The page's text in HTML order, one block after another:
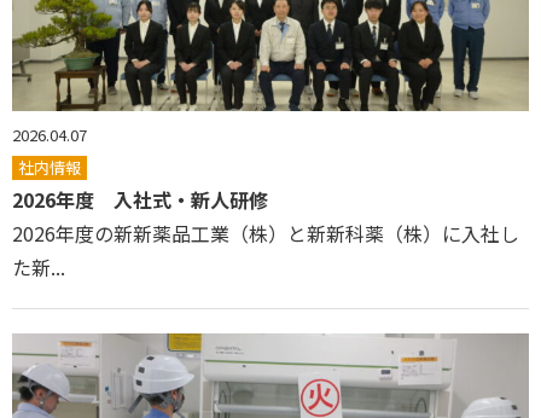
2026.04.07
社内情報
2026年度 入社式・新人研修
2026年度の新新薬品工業（株）と新新科薬（株）に入社し
た新...